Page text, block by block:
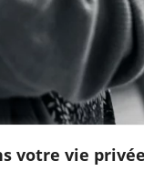
votre vie